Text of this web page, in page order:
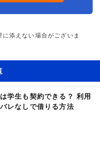
添えない場合がございま
学生も契約できる？ 利用
レなしで借りる方法